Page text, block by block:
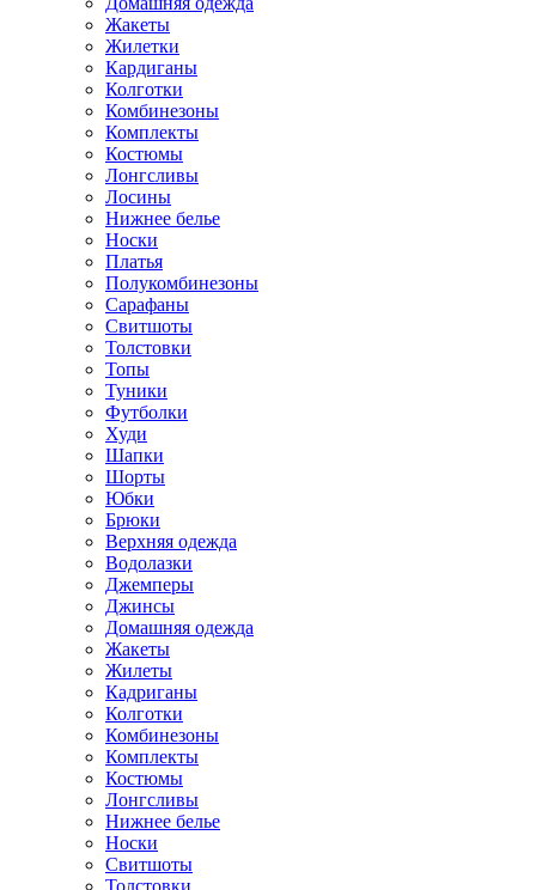
Жакеты
Жилетки
Кардиганы
Колготки
Комбинезоны
Комплекты
Костюмы
Лонгсливы
Лосины
Нижнее белье
Носки
Платья
Полукомбинезоны
Сарафаны
Свитшоты
Толстовки
Топы
Туники
Футболки
Худи
Шапки
Шорты
Юбки
Брюки
Верхняя одежда
Водолазки
Джемперы
Джинсы
Домашняя одежда
Жакеты
Жилеты
Кадриганы
Колготки
Комбинезоны
Комплекты
Костюмы
Лонгсливы
Нижнее белье
Носки
Свитшоты
Толстовки